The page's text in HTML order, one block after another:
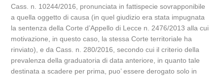
Cass. n. 10244/2016, pronunciata in fattispecie sovrapponibile
a quella oggetto di causa (in quel giudizio era stata impugnata
la sentenza della Corte d’Appello di Lecce n. 2476/2013 alla cui
motivazione, in questo caso, la stessa Corte territoriale ha
rinviato), e da Cass. n. 280/2016, secondo cui il criterio della
prevalenza della graduatoria di data anteriore, in quanto tale
destinata a scadere per prima, puo’ essere derogato solo in